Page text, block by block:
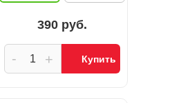
390 руб.
+
- Купить